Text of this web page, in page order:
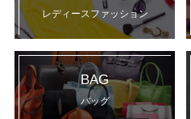
レディースファッション
BAG
バッグ